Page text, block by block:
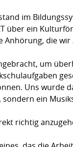
im
über ein
Anhörung, die
um
Uns wurde
ein
richtig